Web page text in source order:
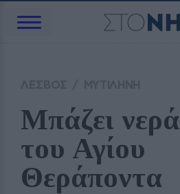
Μπάζει
του Αγίου
Θεράποντα